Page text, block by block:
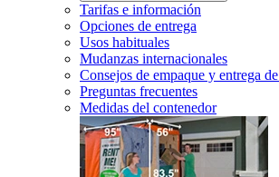
Tarifas e información
Opciones de entrega
Usos habituales
Mudanzas internacionales
Consejos de empaque y entrega de
Preguntas frecuentes
Medidas del contenedor